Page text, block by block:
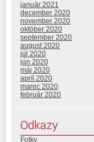
január 2021
december 2020
november 2020
október 2020
september 2020
august 2020
júl 2020
jún 2020
máj 2020
apríl 2020
marec 2020
február 2020
Odkazy
Fotky